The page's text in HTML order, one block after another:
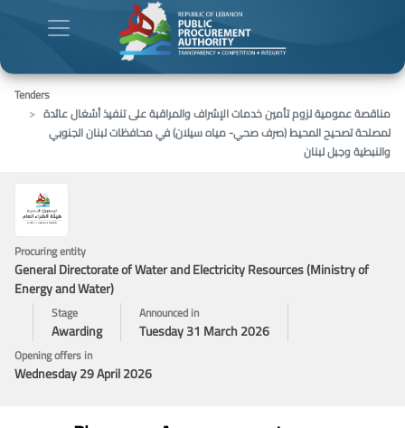
Tenders
مناقصة عمومية لزوم تأمين خدمات الإشراف والمراقبة على تنفيذ أشغال عائدة
لمصلحة تصحيح المحيط (صرف صحي- مياه سيلان) في محافظات لبنان الجنوبي
والنبطية وجبل لبنان
Procuring entity
General Directorate of Water and Electricity Resources (Ministry of
Energy and Water)
Stage
Awarding
Announced in
Tuesday 31 March 2026
Opening offers in
Wednesday 29 April 2026